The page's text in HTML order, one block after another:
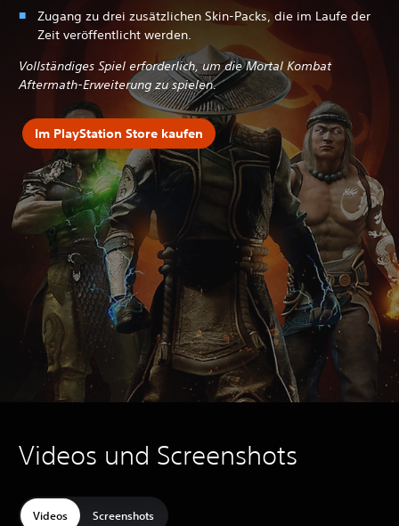
Zugang zu drei zusätzlichen Skin-Packs, die im Laufe der
Zeit veröffentlicht werden.
Vollständiges Spiel erforderlich, um die Mortal Kombat
Aftermath-Erweiterung zu spielen.
Im PlayStation Store kaufen
Videos und Screenshots
Videos Screenshots